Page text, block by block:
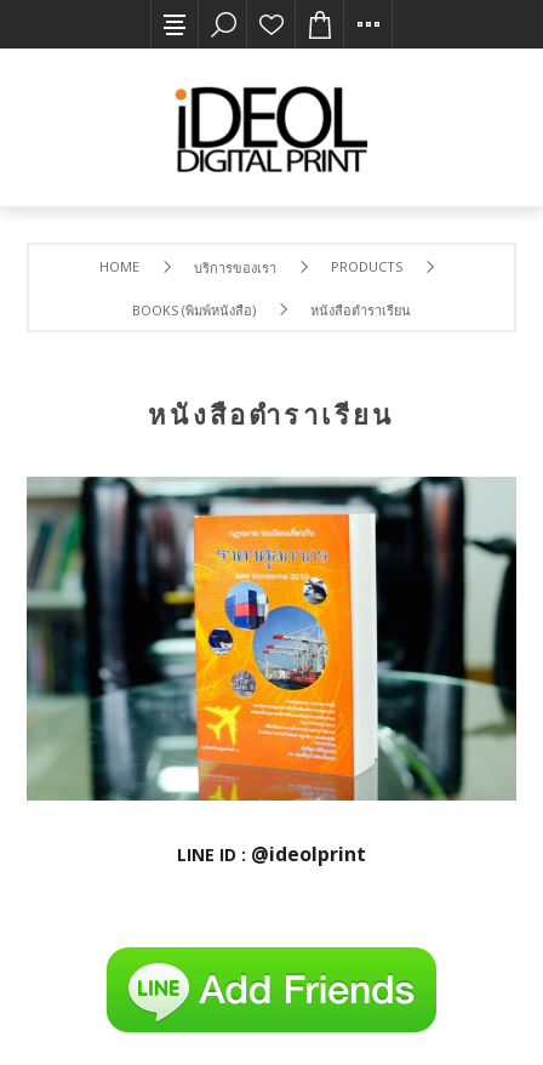
HOME บริการของเรา PRODUCTS
BOOKS (พิมพ์หนังสือ) หนังสือตำราเรียน
หนังสือตำราเรียน
LINE ID : @ideolprint